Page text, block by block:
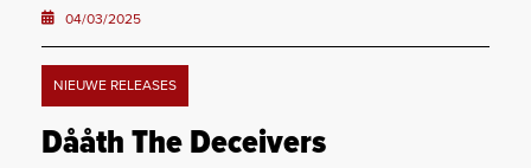
04/03/2025
NIEUWE RELEASES
Dååth The Deceivers